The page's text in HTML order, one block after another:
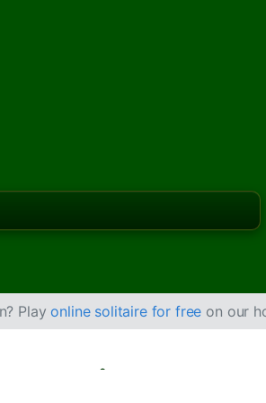
Playonline solitaire for free on our
gratis